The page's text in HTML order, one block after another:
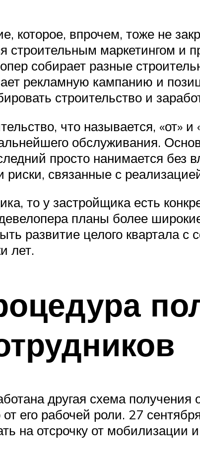
которое, впрочем, тоже не
строительным маркетингом и
собирает разные
рекламную кампанию и
строительство и
что называется, «от»
обслуживания.
просто нанимается без
связанные с
то у застройщика есть
планы более
развитие целого квартала с
лет.
другая схема получения
от его рабочей роли. 27
на отсрочку от мобилизации